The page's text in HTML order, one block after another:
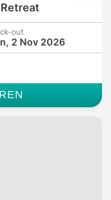
out
2 Nov 2026